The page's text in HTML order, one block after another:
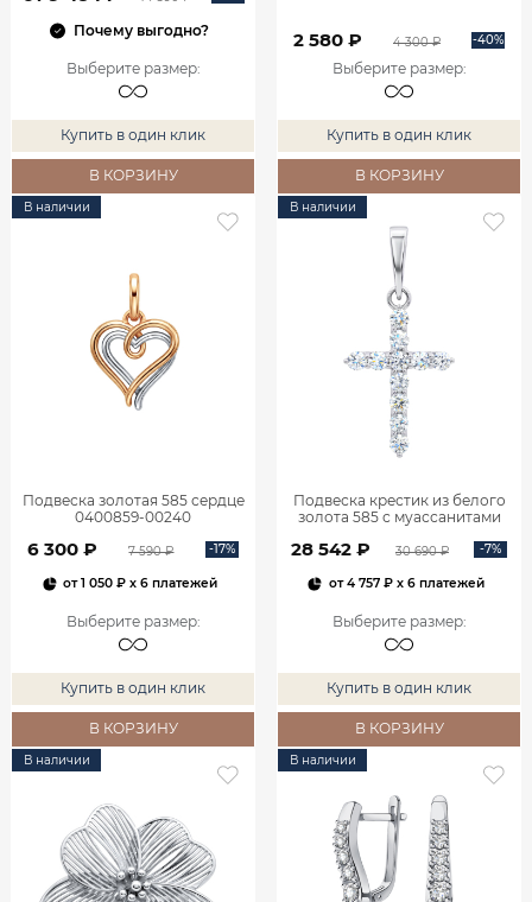
Почему выгодно?
Выберите размер:
Купить в один клик
В КОРЗИНУ
2 580 ₽ 4 300 ₽ -40%
Выберите размер:
Купить в один клик
В КОРЗИНУ
В наличии
Подвеска золотая 585 сердце
0400859-00240
6 300 ₽ 7 590 ₽ -17%
от1 050 ₽ x 6 платежей
Выберите размер:
Купить в один клик
В КОРЗИНУ
В наличии
Подвеска крестик из белого
золота 585 с муассанитами
28 542 ₽ 30 690 ₽ -7%
от4 757 ₽x 6 платежей
Выберите размер:
Купить в один клик
В КОРЗИНУ
В наличии В наличии